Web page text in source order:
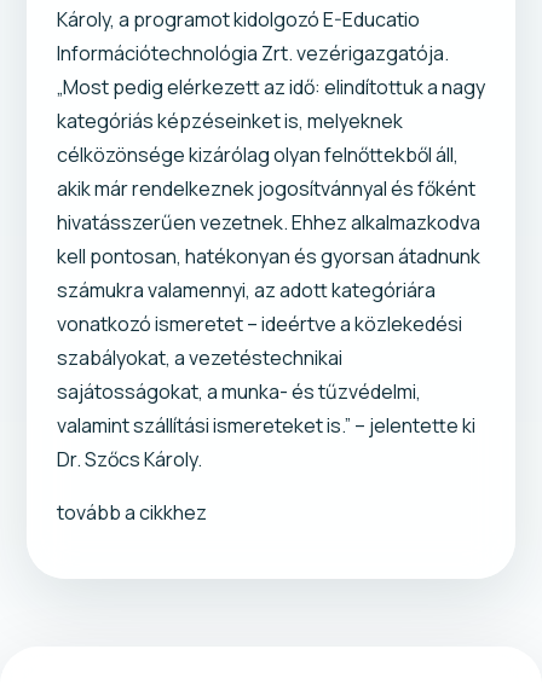
Károly, a programot kidolgozó E-Educatio
Információtechnológia Zrt. vezérigazgatója.
„Most pedig elérkezett az idő: elindítottuk a nagy
kategóriás képzéseinket is, melyeknek
célközönsége kizárólag olyan felnőttekből áll,
akik már rendelkeznek jogosítvánnyal és főként
hivatásszerűen vezetnek. Ehhez alkalmazkodva
kell pontosan, hatékonyan és gyorsan átadnunk
számukra valamennyi, az adott kategóriára
vonatkozó ismeretet – ideértve a közlekedési
szabályokat, a vezetéstechnikai
sajátosságokat, a munka- és tűzvédelmi,
valamint szállítási ismereteket is.” – jelentette ki
Dr. Szőcs Károly.
tovább a cikkhez